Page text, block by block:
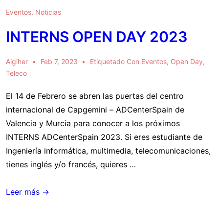
Eventos, Noticias
INTERNS OPEN DAY 2023
Aigiher Feb 7, 2023 Etiquetado Con Eventos, Open Day,
Teleco
El 14 de Febrero se abren las puertas del centro
internacional de Capgemini – ADCenterSpain de
Valencia y Murcia para conocer a los próximos
INTERNS ADCenterSpain 2023. Si eres estudiante de
Ingeniería informática, multimedia, telecomunicaciones,
tienes inglés y/o francés, quieres …
INTERNS
Leer más →